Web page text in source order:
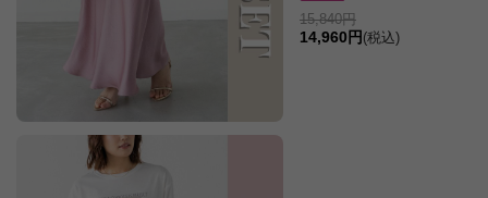
15,840円
14,960円 (税込)